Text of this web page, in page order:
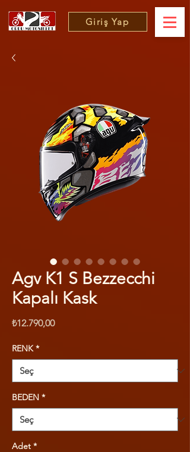
Giriş Yap
Agv K1 S Bezzecchi
Kapalı Kask
₺12.790,00Fiyat
RENK *
BEDEN *
Adet *